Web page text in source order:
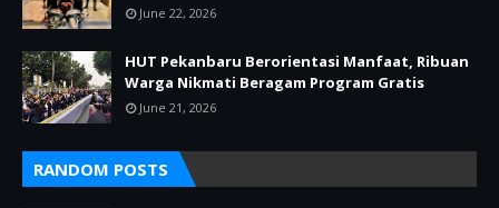
June 22, 2026
HUT Pekanbaru Berorientasi Manfaat, Ribuan
Warga Nikmati Beragam Program Gratis
June 21, 2026
RANDOM POSTS